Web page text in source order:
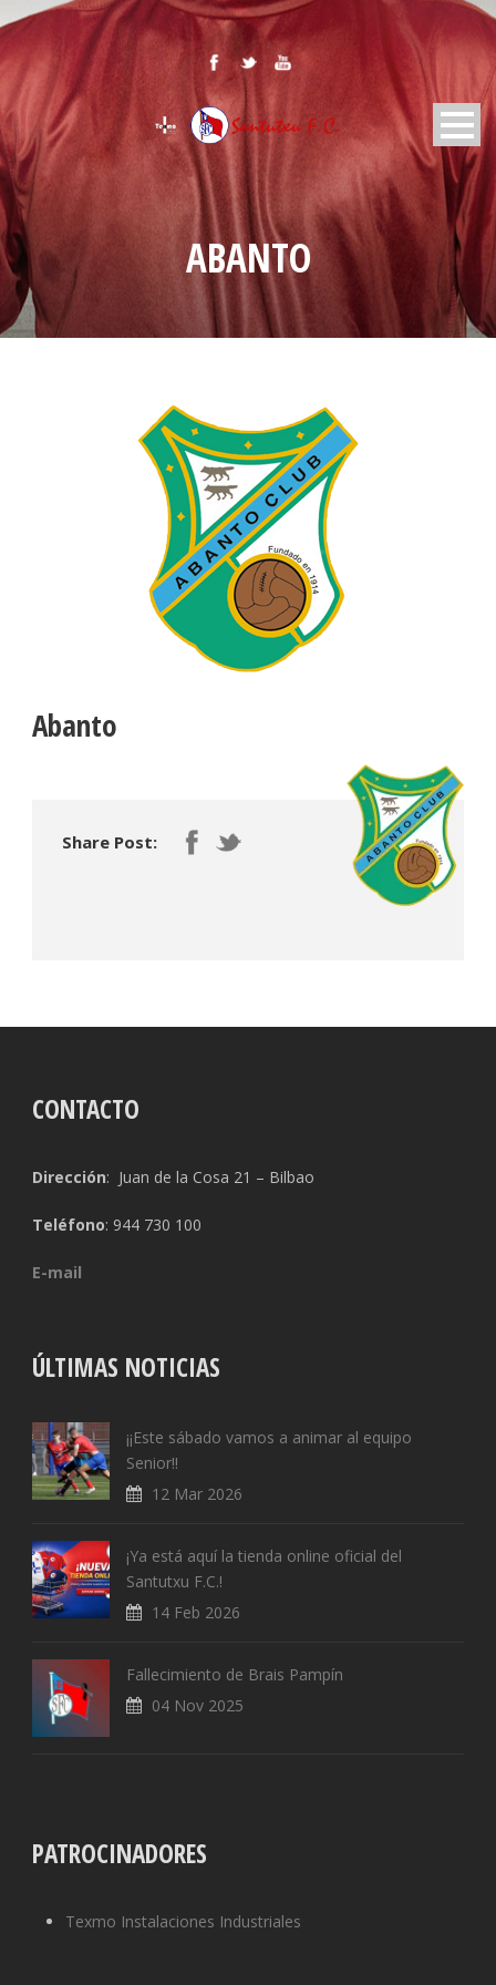
ABANTO
Abanto
Share Post:
CONTACTO
Dirección: Juan de la Cosa 21 – Bilbao
Teléfono: 944 730 100
E-mail
ÚLTIMAS NOTICIAS
¡¡Este sábado vamos a animar al equipo
Senior!!
12 Mar 2026
¡Ya está aquí la tienda online oficial del
Santutxu F.C.!
14 Feb 2026
Fallecimiento de Brais Pampín
04 Nov 2025
PATROCINADORES
Texmo Instalaciones Industriales